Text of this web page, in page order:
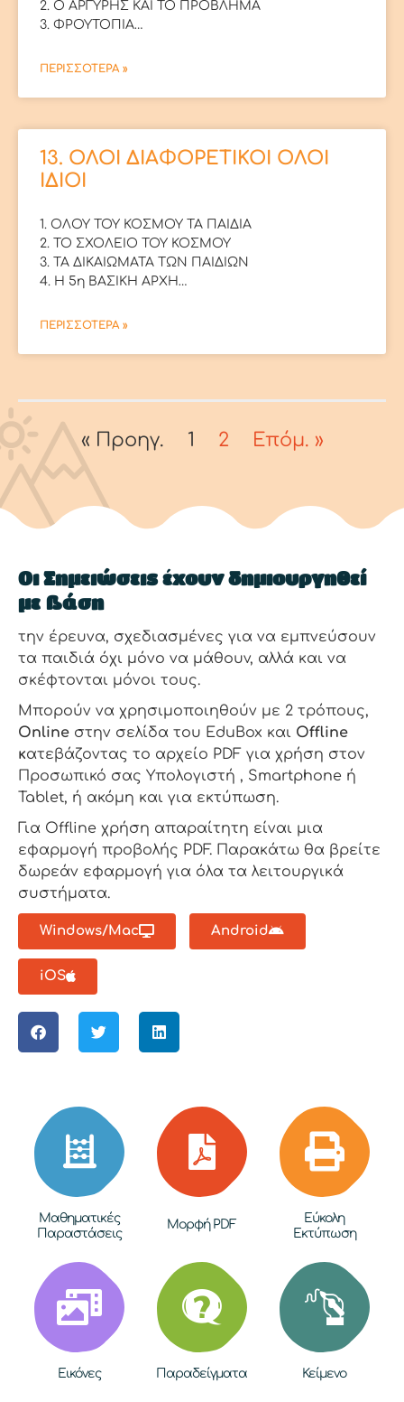
2. Ο ΑΡΓΥΡΗΣ ΚΑΙ ΤΟ ΠΡΟΒΛΗΜΑ
3. ΦΡΟΥΤΟΠΙΑ…
ΠΕΡΙΣΣΟΤΕΡΑ »
13. ΟΛΟΙ ΔΙΑΦΟΡΕΤΙΚΟΙ ΟΛΟΙ
ΙΔΙΟΙ
1. ΟΛΟΥ ΤΟΥ ΚΟΣΜΟΥ ΤΑ ΠΑΙΔΙΑ
2. ΤΟ ΣΧΟΛΕΙΟ ΤΟΥ ΚΟΣΜΟΥ
3. ΤΑ ΔΙΚΑΙΩΜΑΤΑ ΤΩΝ ΠΑΙΔΙΩΝ
4. Η 5η ΒΑΣΙΚΗ ΑΡΧΗ…
ΠΕΡΙΣΣΟΤΕΡΑ »
« Προηγ. 1 2 Επόμ. »
Εύκολη
Εκτύπωση
Μορφή PDF
Μαθηματικές
Παραστάσεις
Εικόνες Παραδείγματα Κείμενο
Οι Σημειώσεις έχουν δημιουργηθεί
με βάση
την έρευνα, σχεδιασμένες για να εμπνεύσουν
τα παιδιά όχι μόνο να μάθουν, αλλά και να
σκέφτονται μόνοι τους.
Μπορούν να χρησιμοποιηθούν με 2 τρόπους,
Online στην σελίδα του EduBox και Offline
κατεβάζοντας το αρχείο PDF για χρήση στον
Προσωπικό σας Υπολογιστή , Smartphone ή
Tablet, ή ακόμη και για εκτύπωση.
Για Offline χρήση απαραίτητη είναι μια
εφαρμογή προβολής PDF. Παρακάτω θα βρείτε
δωρεάν εφαρμογή για όλα τα λειτουργικά
συστήματα.
Windows/Mac Android
iOS